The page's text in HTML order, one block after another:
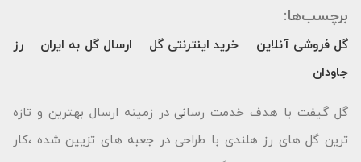
برچسب‌ها:
گل فروشی آنلاین خرید اینترنتی گل ارسال گل به ایران
رز
جاودان
گل گیفت با هدف خدمت رسانی در زمینه ارسال بهترین و تازه
ترین گل های رز هلندی با طراحی در جعبه های تزیین شده ،کار